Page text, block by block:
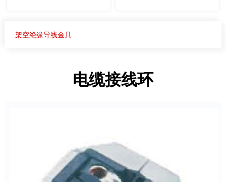
架空绝缘导线金具
电缆接线环